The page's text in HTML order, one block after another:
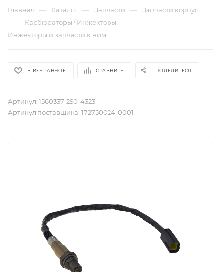
Главная — Каталог — Запчасти — Запчасти корпус
— Карбюраторы / Инжекторы —
Инжекторы и запчасти к ним
В ИЗБРАННОЕ СРАВНИТЬ ПОДЕЛИТЬСЯ
Артикул: 1560337-290-4323
Артикул поставщика: 172750024-0001